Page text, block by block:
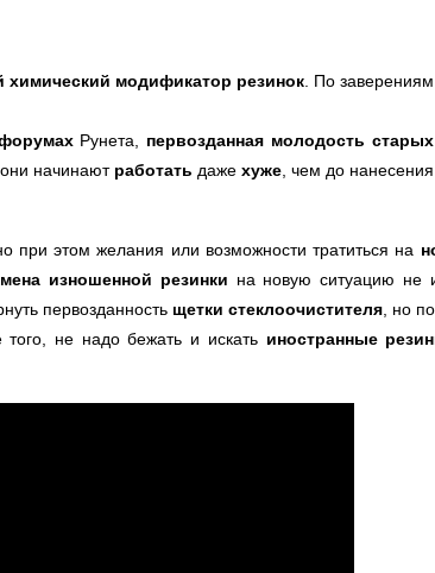
химический модификатор резинок. По
Рунета, первозданная молодость
начинают работать даже хуже, чем до нанесения
при этом желания или возможности тратиться на
изношенной резинки на новую ситуацию не
первозданность щетки стеклоочистителя, но
того, не надо бежать и искать иностранные